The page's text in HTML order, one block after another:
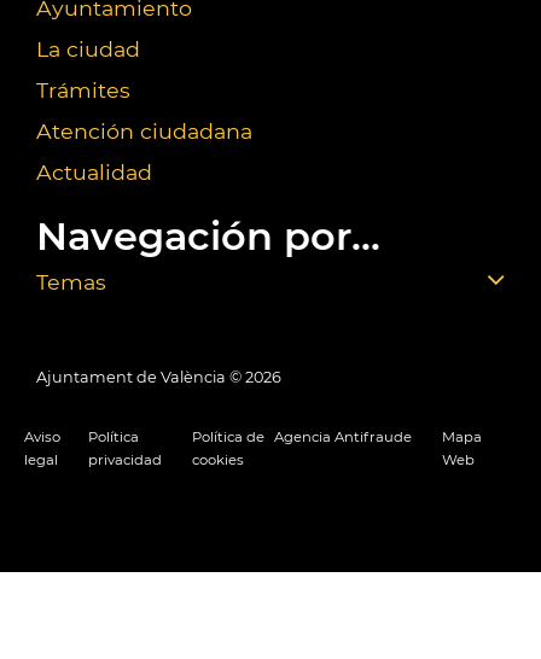
Ayuntamiento
La ciudad
Trámites
Atención ciudadana
Actualidad
Navegación por...
Temas
Ajuntament de València © 2026
Aviso
legal
Política
privacidad
Política de
cookies
Agencia Antifraude
Mapa
Web